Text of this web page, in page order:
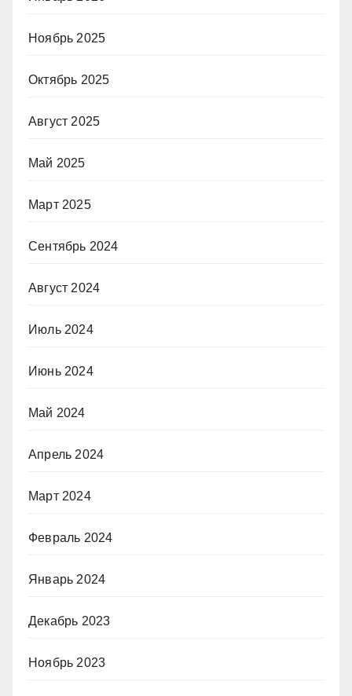
Ноябрь 2025
Октябрь 2025
Август 2025
Май 2025
Март 2025
Сентябрь 2024
Август 2024
Июль 2024
Июнь 2024
Май 2024
Апрель 2024
Март 2024
Февраль 2024
Январь 2024
Декабрь 2023
Ноябрь 2023